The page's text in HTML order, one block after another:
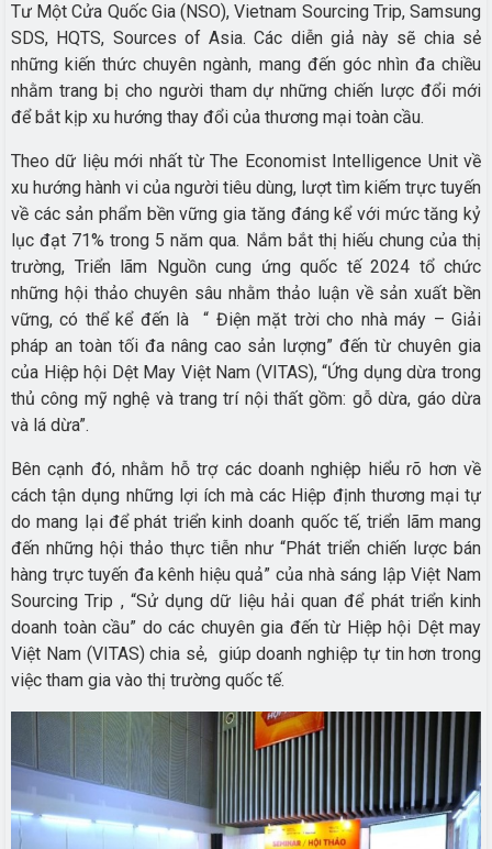
Tư Một Cửa Quốc Gia (NSO), Vietnam Sourcing Trip, Samsung
SDS, HQTS, Sources of Asia. Các diễn giả này sẽ chia sẻ
những kiến thức chuyên ngành, mang đến góc nhìn đa chiều
nhằm trang bị cho người tham dự những chiến lược đổi mới
để bắt kịp xu hướng thay đổi của thương mại toàn cầu.
Theo dữ liệu mới nhất từ The Economist Intelligence Unit về
xu hướng hành vi của người tiêu dùng, lượt tìm kiếm trực tuyến
về các sản phẩm bền vững gia tăng đáng kể với mức tăng kỷ
lục đạt 71% trong 5 năm qua. Nắm bắt thị hiếu chung của thị
trường, Triển lãm Nguồn cung ứng quốc tế 2024 tổ chức
những hội thảo chuyên sâu nhằm thảo luận về sản xuất bền
vững, có thể kể đến là “ Điện mặt trời cho nhà máy – Giải
pháp an toàn tối đa nâng cao sản lượng” đến từ chuyên gia
của Hiệp hội Dệt May Việt Nam (VITAS), “Ứng dụng dừa trong
thủ công mỹ nghệ và trang trí nội thất gồm: gỗ dừa, gáo dừa
và lá dừa”.
Bên cạnh đó, nhằm hỗ trợ các doanh nghiệp hiểu rõ hơn về
cách tận dụng những lợi ích mà các Hiệp định thương mại tự
do mang lại để phát triển kinh doanh quốc tế, triển lãm mang
đến những hội thảo thực tiễn như “Phát triển chiến lược bán
hàng trực tuyến đa kênh hiệu quả” của nhà sáng lập Việt Nam
Sourcing Trip , “Sử dụng dữ liệu hải quan để phát triển kinh
doanh toàn cầu” do các chuyên gia đến từ Hiệp hội Dệt may
Việt Nam (VITAS) chia sẻ, giúp doanh nghiệp tự tin hơn trong
việc tham gia vào thị trường quốc tế.